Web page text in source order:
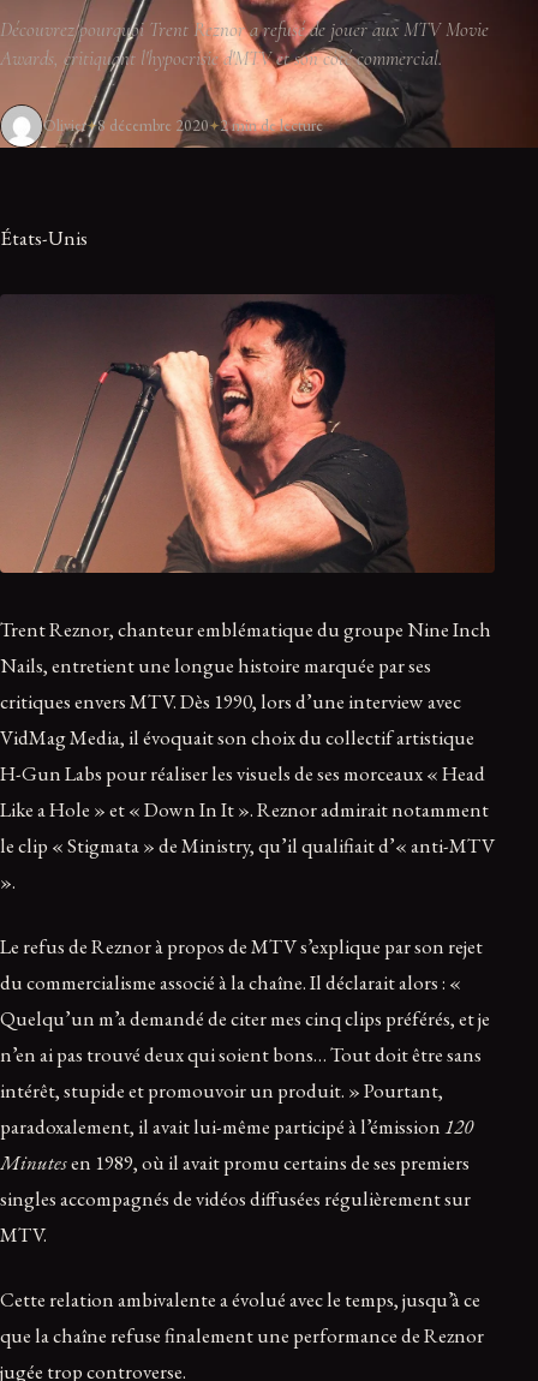
Découvrez pourquoi Trent Reznor a refusé de jouer aux MTV Movie
Awards, critiquant l'hypocrisie d'MTV et son côté commercial.
Olivier 8 décembre 2020 2 min de lecture
États-Unis
Trent Reznor, chanteur emblématique du groupe Nine Inch
Nails, entretient une longue histoire marquée par ses
critiques envers MTV. Dès 1990, lors d’une interview avec
VidMag Media, il évoquait son choix du collectif artistique
H-Gun Labs pour réaliser les visuels de ses morceaux « Head
Like a Hole » et « Down In It ». Reznor admirait notamment
le clip « Stigmata » de Ministry, qu’il qualifiait d’« anti-MTV
».
Le refus de Reznor à propos de MTV s’explique par son rejet
du commercialisme associé à la chaîne. Il déclarait alors : «
Quelqu’un m’a demandé de citer mes cinq clips préférés, et je
n’en ai pas trouvé deux qui soient bons… Tout doit être sans
intérêt, stupide et promouvoir un produit. » Pourtant,
paradoxalement, il avait lui-même participé à l’émission120
Minutesen 1989, où il avait promu certains de ses premiers
singles accompagnés de vidéos diffusées régulièrement sur
MTV.
Cette relation ambivalente a évolué avec le temps, jusqu’à ce
que la chaîne refuse finalement une performance de Reznor
jugée trop controverse.